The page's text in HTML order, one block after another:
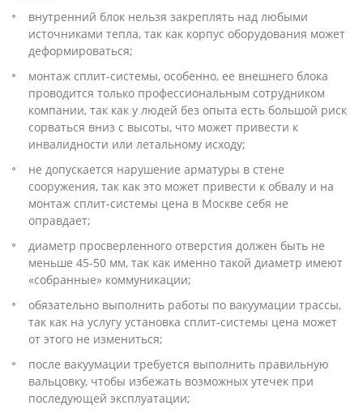
внутренний блок нельзя закреплять над любыми
источниками тепла, так как корпус оборудования может
деформироваться;
монтаж сплит-системы, особенно, ее внешнего блока
проводится только профессиональным сотрудником
компании, так как у людей без опыта есть большой риск
сорваться вниз с высоты, что может привести к
инвалидности или летальному исходу;
не допускается нарушение арматуры в стене
сооружения, так как это может привести к обвалу и на
монтаж сплит-системы цена в Москве себя не
оправдает;
диаметр просверленного отверстия должен быть не
меньше 45-50 мм, так как именно такой диаметр имеют
«собранные» коммуникации;
обязательно выполнить работы по вакуумации трассы,
так как на услугу установка сплит-системы цена может
от этого не измениться;
после вакуумации требуется выполнить правильную
вальцовку, чтобы избежать возможных утечек при
последующей эксплуатации;